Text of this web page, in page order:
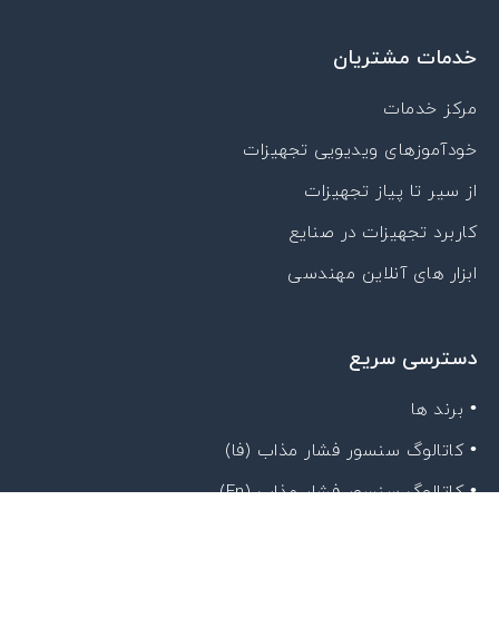
خدمات مشتریان
مرکز خدمات
خودآموزهای ویدیویی تجهیزات
از سیر تا پیاز تجهیزات
کاربرد تجهیزات در صنایع
ابزار های آنلاین مهندسی
دسترسی سریع
• برند ها
• کاتالوگ سنسور فشار مذاب (فا)
• کاتالوگ سنسور فشار مذاب (En)